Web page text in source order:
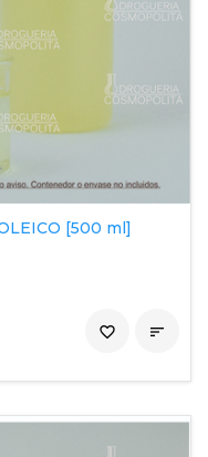
[500 ml]

favorite_border